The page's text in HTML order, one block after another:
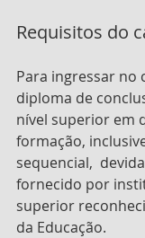
Requisitos do
Para ingressar no
diploma de
nível superior em
formação,
sequencial,
fornecido por
superior
da Educação.